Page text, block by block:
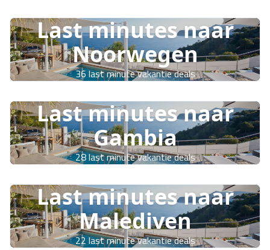
Last minutes naar
Noorwegen
36 last minute vakantie deals
Last minutes naar
Gambia
28 last minute vakantie deals
Last minutes naar
Malediven
22 last minute vakantie deals